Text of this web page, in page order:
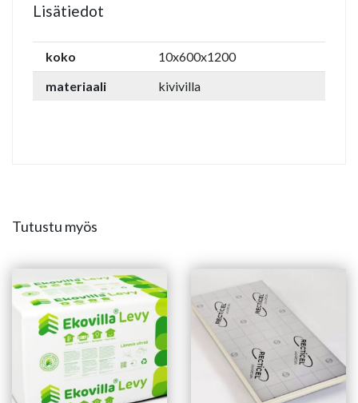
Lisätiedot
koko
10x600x1200
materiaali
kivivilla
Tutustu myös